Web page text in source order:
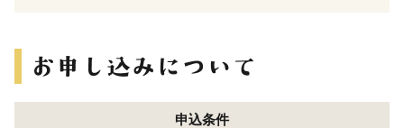
申込条件